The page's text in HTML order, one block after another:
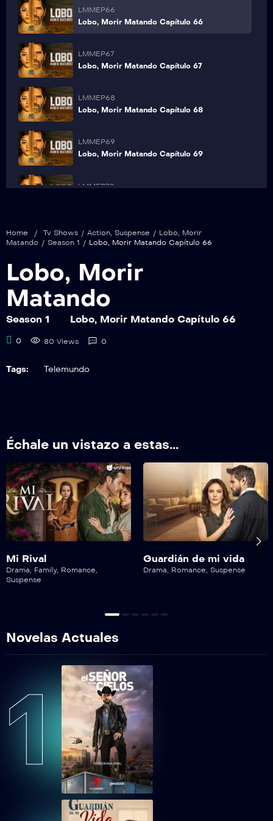
LMMEP66
Lobo, Morir Matando Capítulo 66
LMMEP67
Lobo, Morir Matando Capítulo 67
LMMEP68
Lobo, Morir Matando Capítulo 68
LMMEP69
Lobo, Morir Matando Capítulo 69
LMMEP70
Home / Tv Shows / Action, Suspense / Lobo, Morir
Matando / Season 1 / Lobo, Morir Matando Capítulo 66
Lobo, Morir
Matando
Season 1 Lobo, Morir Matando Capítulo 66
0 80 Views 0
Tags: Telemundo
Échale un vistazo a estas...
Mi Rival
Drama, Family, Romance,
Suspense
Guardián de mi vida
Drama, Romance, Suspense
Novelas Actuales
1